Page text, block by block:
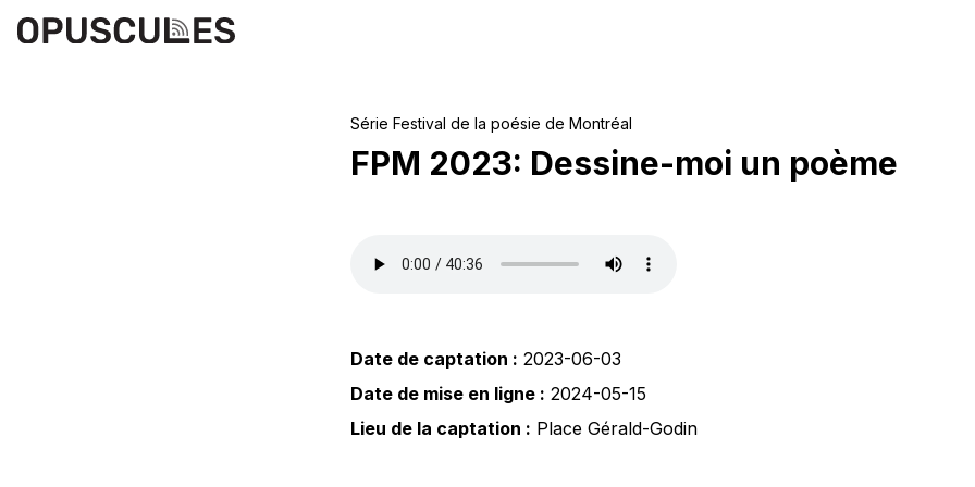
Série Festival de la poésie de Montréal
FPM 2023: Dessine-moi un poème
Date de captation : 2023-06-03
Date de mise en ligne : 2024-05-15
Lieu de la captation : Place Gérald-Godin